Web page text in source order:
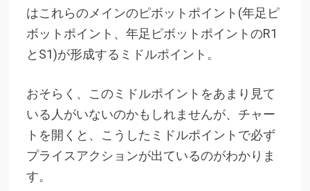
はこれらのメインのピボットポイント(年足ピ
ボットポイント、年足ピボットポイントのR1
とS1)が形成するミドルポイント。
おそらく、このミドルポイントをあまり見て
いる人がいないのかもしれませんが、チャー
トを開くと、こうしたミドルポイントで必ず
プライスアクションが出ているのがわかりま
す。